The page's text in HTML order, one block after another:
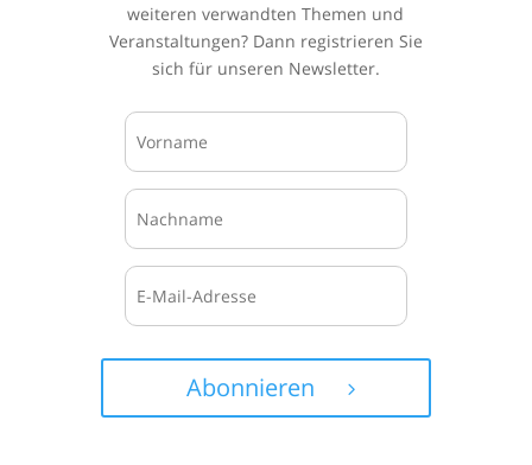
weiteren verwandten Themen und
Veranstaltungen? Dann registrieren Sie
sich für unseren Newsletter.
Abonnieren